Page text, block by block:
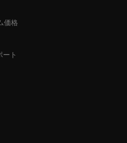
価格
ト